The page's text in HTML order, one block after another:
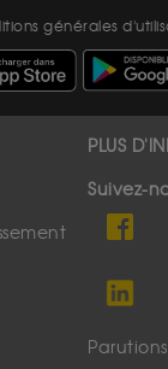
générales
PLUS
Suivez-